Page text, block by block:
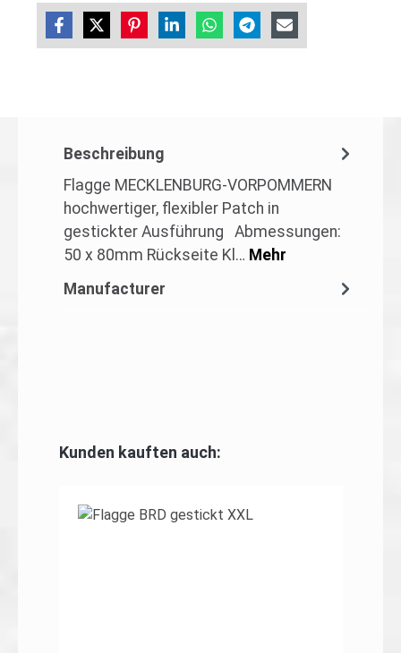
Beschreibung
Flagge MECKLENBURG-VORPOMMERN
hochwertiger, flexibler Patch in
gestickter Ausführung Abmessungen:
50 x 80mm Rückseite Kl… Mehr
Manufacturer
Produktgalerie überspringen
Kunden kauften auch: